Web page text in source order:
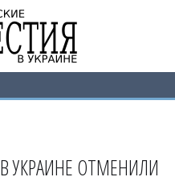
В УКРАИНЕ ОТМЕНИЛИ